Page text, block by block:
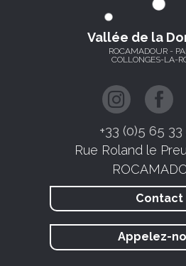
Vallée de la
ROCAMADOUR -
COLLONGES-LA-
+33 (0)5 65
Rue Roland le
Contact
Appelez-